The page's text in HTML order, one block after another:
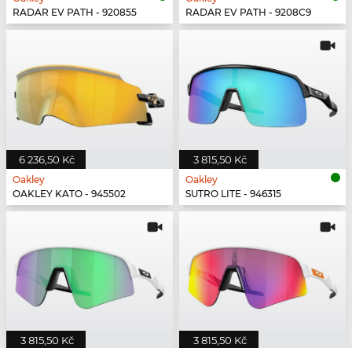
RADAR EV PATH - 920855
RADAR EV PATH - 9208C9
6 236,50 Kč
Oakley
OAKLEY KATO - 945502
3 815,50 Kč
Oakley
SUTRO LITE - 946315
3 815,50 Kč 3 815,50 Kč